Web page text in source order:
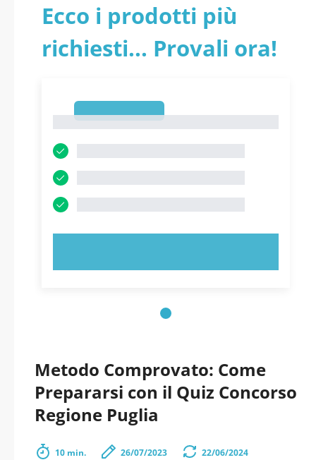
Ecco i prodotti più
richiesti... Provali ora!
Metodo Comprovato: Come
Prepararsi con il Quiz Concorso
Regione Puglia
10 min. 26/07/2023 22/06/2024